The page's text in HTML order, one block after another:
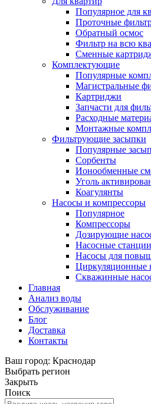
Популярное для
Проточные
Обратный осмос
Фильтр на всю
Сменные
Комплектующие
Популярные
Магистральные
Картриджи
Запчасти для
Расходные
Монтажные
Фильтрующие засыпки
Популярные
Сорбенты
Ионообменные
Уголь
Коагулянты
Насосы и компрессоры
Популярное
Компрессоры
Дозирующие
Насосные станции
Насосы для
Циркуляционные
Скважинные
Главная
Анализ воды
Обслуживание
Блог
Доставка
Контакты
Ваш город: Краснодар
Выбрать регион
Закрыть
Поиск